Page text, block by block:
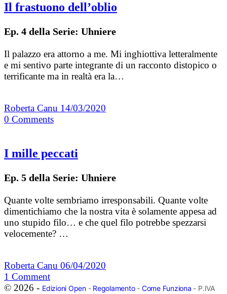
Il frastuono dell’oblio
Ep. 4 della Serie: Uhniere
Il palazzo era attorno a me. Mi inghiottiva letteralmente
e mi sentivo parte integrante di un racconto distopico o
terrificante ma in realtà era la…
Roberta Canu 14/03/2020
0 Comments
I mille peccati
Ep. 5 della Serie: Uhniere
Quante volte sembriamo irresponsabili. Quante volte
dimentichiamo che la nostra vita è solamente appesa ad
uno stupido filo… e che quel filo potrebbe spezzarsi
velocemente? …
Roberta Canu 06/04/2020
1 Comment
© 2026 - Edizioni Open- Regolamento- Come Funziona - P.IVA